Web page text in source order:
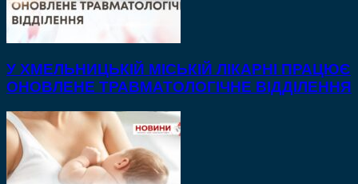
У ХМЕЛЬНИЦЬКІЙ МІСЬКІЙ ЛІКАРНІ ПРАЦЮЄ
ОНОВЛЕНЕ ТРАВМАТОЛОГІЧНЕ ВІДДІЛЕННЯ